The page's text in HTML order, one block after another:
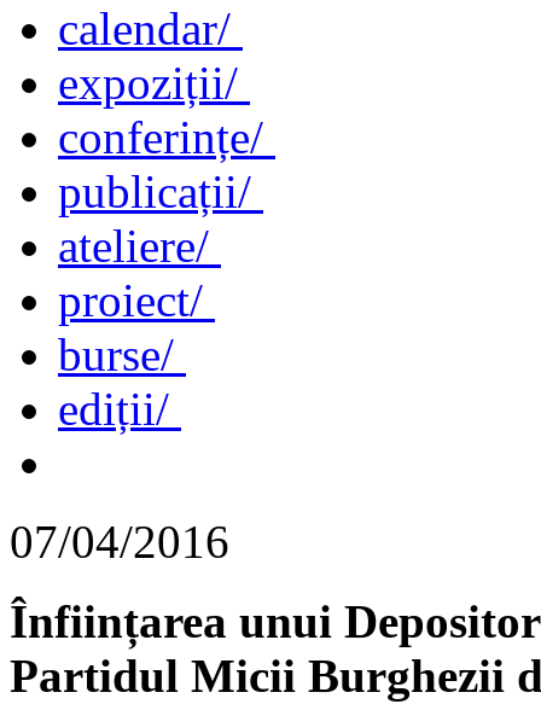
calendar/
expoziții/
conferințe/
publicații/
ateliere/
proiect/
burse/
ediții/
07/04/2016
Înființarea unui
Partidul Micii Burghezii